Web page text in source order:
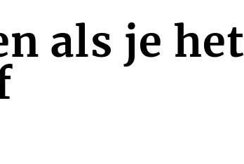
als je het